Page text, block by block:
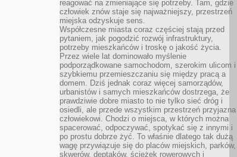
reagować na zmieniające się potrzeby. Tam, gdzie
człowiek znów staje się najważniejszy, przestrzeń
miejska odzyskuje sens.
Współczesne miasta coraz częściej stają przed
pytaniem, jak pogodzić rozwój infrastruktury,
potrzeby mieszkańców i troskę o jakość życia.
Przez wiele lat dominowało myślenie
podporządkowane samochodom, szerokim ulicom i
szybkiemu przemieszczaniu się między pracą a
domem. Dziś jednak coraz więcej samorządów,
urbanistów i samych mieszkańców dostrzega, że
prawdziwie dobre miasto to nie tylko sieć dróg i
osiedli, ale przede wszystkim przestrzeń przyjazna
człowiekowi. Chodzi o miejsca, w których można
spacerować, odpoczywać, spotykać się z innymi i
po prostu dobrze żyć. To właśnie dlatego tak dużą
wagę przywiązuje się do placów miejskich, parków,
skwerów, deptaków, ścieżek rowerowych i